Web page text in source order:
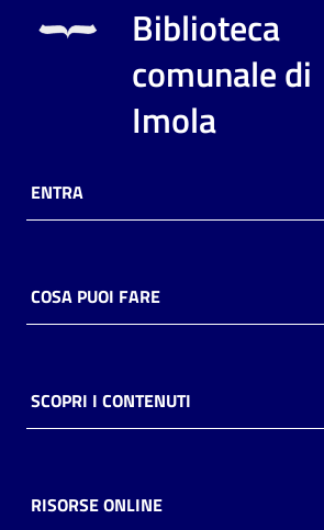
Biblioteca
comunale di
Imola
ENTRA
COSA PUOI FARE
SCOPRI I CONTENUTI
RISORSE ONLINE